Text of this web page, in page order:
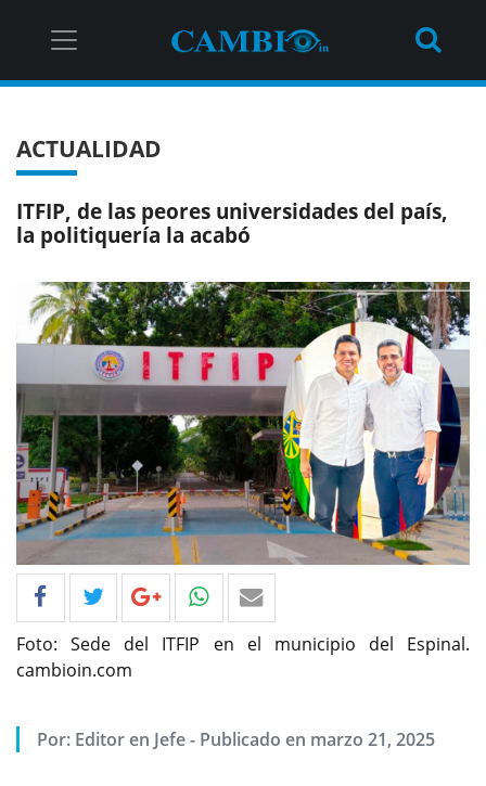
ACTUALIDAD
ITFIP, de las peores universidades del país,
la politiquería la acabó
Foto: Sede del ITFIP en el municipio del Espinal.
cambioin.com
Por: Editor en Jefe - Publicado en marzo 21, 2025